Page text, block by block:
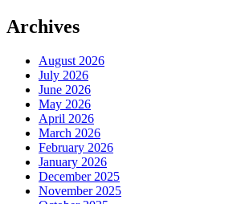
Archives
August 2026
July 2026
June 2026
May 2026
April 2026
March 2026
February 2026
January 2026
December 2025
November 2025